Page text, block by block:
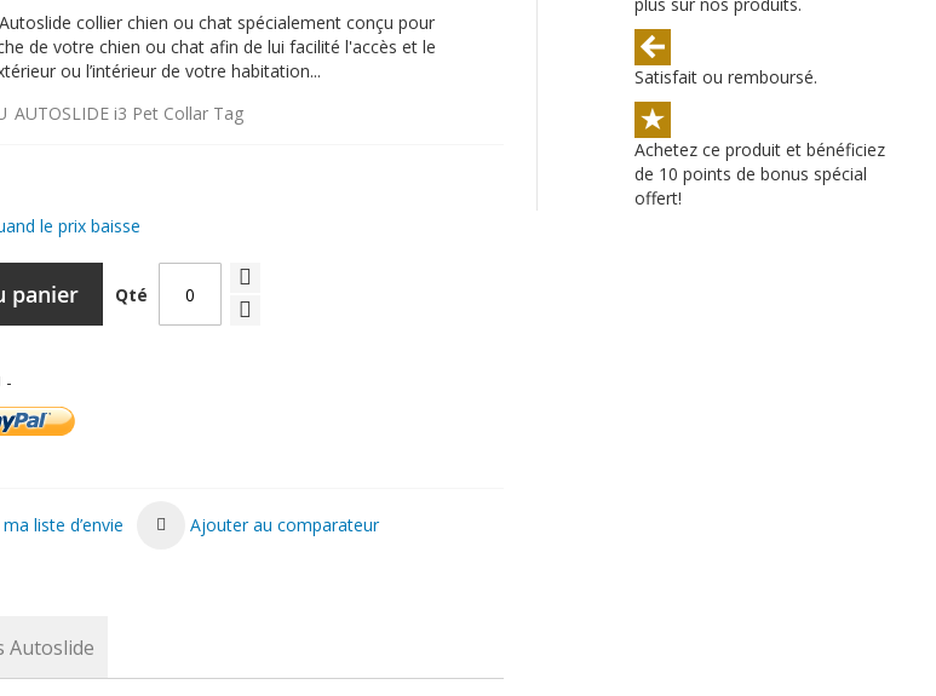
collier chien ou chat spécialement conçu pour
de votre chien ou chat afin de lui facilité l'accès et le
ou l’intérieur de votre habitation...
AUTOSLIDE i3 Pet Collar Tag
le prix baisse
Qté
panier
liste d’envie Ajouter au comparateur
Satisfait ou remboursé.
Achetez ce produit et bénéficiez
de 10 points de bonus spécial
offert!
Autoslide